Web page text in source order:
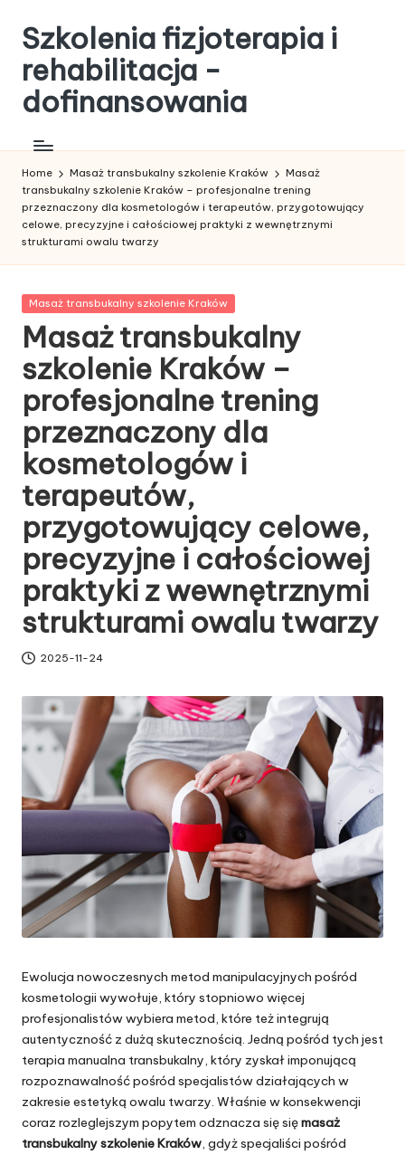
Skip
content
Szkolenia fizjoterapia i
rehabilitacja -
dofinansowania
Home Masaż transbukalny szkolenie Kraków
Masaż
transbukalny szkolenie Kraków – profesjonalne trening
przeznaczony dla kosmetologów i terapeutów, przygotowujący
celowe, precyzyjne i całościowej praktyki z wewnętrznymi
strukturami owalu twarzy
Posted
Masaż transbukalny szkolenie Kraków
Masaż transbukalny
szkolenie Kraków –
profesjonalne trening
przeznaczony dla
kosmetologów i
terapeutów,
przygotowujący celowe,
precyzyjne i całościowej
praktyki z wewnętrznymi
strukturami owalu twarzy
2025-11-24
Ewolucja nowoczesnych metod manipulacyjnych pośród
kosmetologii wywołuje, który stopniowo więcej
profesjonalistów wybiera metod, które też integrują
autentyczność z dużą skutecznością. Jedną pośród tych jest
terapia manualna transbukalny, który zyskał imponującą
rozpoznawalność pośród specjalistów działających w
zakresie estetyką owalu twarzy. Właśnie w konsekwencji
coraz rozleglejszym popytem odznacza się sięmasaż
transbukalny szkolenie Kraków, gdyż specjaliści pośród